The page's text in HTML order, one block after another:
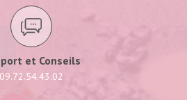
et Conseils
09.72.54.43.02